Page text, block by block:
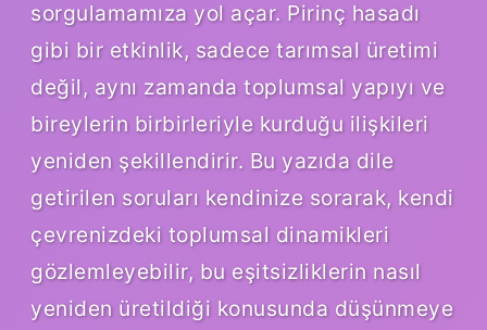
sorgulamamıza yol açar. Pirinç hasadı
gibi bir etkinlik, sadece tarımsal üretimi
değil, aynı zamanda toplumsal yapıyı ve
bireylerin birbirleriyle kurduğu ilişkileri
yeniden şekillendirir. Bu yazıda dile
getirilen soruları kendinize sorarak, kendi
çevrenizdeki toplumsal dinamikleri
gözlemleyebilir, bu eşitsizliklerin nasıl
yeniden üretildiği konusunda düşünmeye